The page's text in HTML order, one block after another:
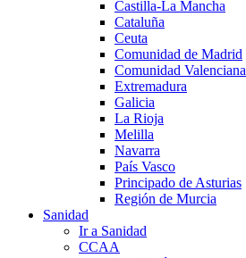
Castilla-La Mancha
Cataluña
Ceuta
Comunidad de Madrid
Comunidad Valenciana
Extremadura
Galicia
La Rioja
Melilla
Navarra
País Vasco
Principado de Asturias
Región de Murcia
Sanidad
Ir a Sanidad
CCAA